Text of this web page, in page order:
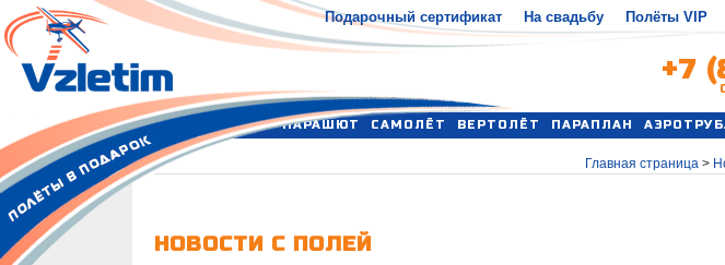
Подарочный сертификат На свадьбу Полёты VIP
+7
ПАРАШЮТ САМОЛЁТ ВЕРТОЛЁТ ПАРАПЛАН
Главная страница>
НОВОСТИ С ПОЛЕЙ